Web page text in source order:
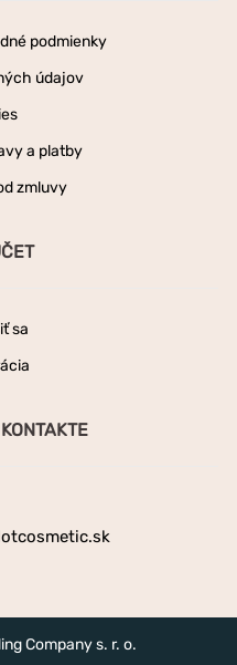
podmienky
údajov
a platby
zmluvy
sa
Company s. r. o.